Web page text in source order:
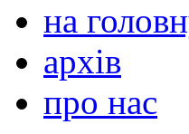
на
архів
про нас